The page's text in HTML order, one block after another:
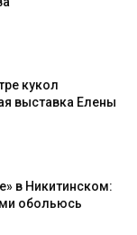
кукол
выставка Елены
в Никитинском:
обольюсь